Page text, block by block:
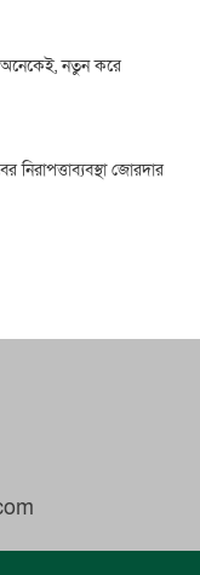
অনেকেই, নতুন করে
জোরদার